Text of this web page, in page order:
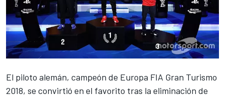
El piloto alemán, campeón de Europa FIA Gran Turismo
2018, se convirtió en el favorito tras la eliminación de